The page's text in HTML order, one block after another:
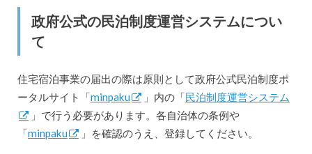
政府公式の民泊制度運営システムについ
て
住宅宿泊事業の届出の際は原則として政府公式民泊制度ポ
ータルサイト「minpaku 」内の「民泊制度運営システム
」で行う必要があります。各自治体の条例や
「minpaku 」を確認のうえ、登録してください。